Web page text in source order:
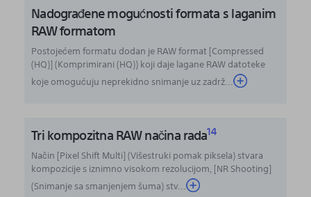
Nadograđene mogućnosti formata s laganim
RAW formatom
Postojećem formatu dodan je RAW format [Compressed
(HQ)] (Komprimirani (HQ)) koji daje lagane RAW datoteke
koje omogućuju neprekidno snimanje uz zadrž...
Tri kompozitna RAW načina rada14
Način [Pixel Shift Multi] (Višestruki pomak piksela) stvara
kompozicije s iznimno visokom rezolucijom, [NR Shooting]
(Snimanje sa smanjenjem šuma) stv...